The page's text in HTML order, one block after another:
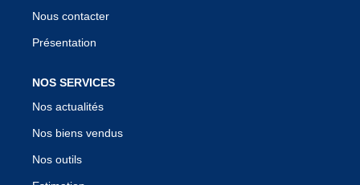
Nous contacter
Présentation
NOS SERVICES
Nos actualités
Nos biens vendus
Nos outils